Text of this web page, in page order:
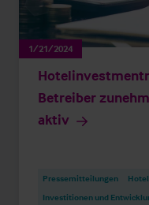
1/21/2024
Betreiber
aktiv
Pressemitteilungen
Investitionen und